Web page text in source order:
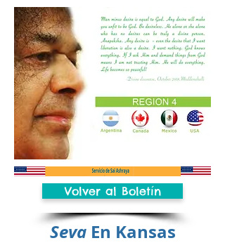
Volver al Boletín
Seva En Kansas